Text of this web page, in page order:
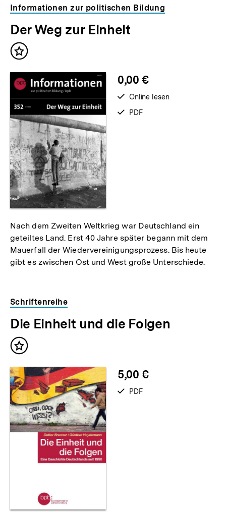
Informationen zur politischen Bildung
Der Weg zur Einheit
Inhalt
0,00 €
verfügbar
zum
Online lesen
verfügbar
PDF
Nach dem Zweiten Weltkrieg war Deutschland ein
geteiltes Land. Erst 40 Jahre später begann mit dem
Mauerfall der Wiedervereinigungsprozess. Bis heute
gibt es zwischen Ost und West große Unterschiede.
Schriftenreihe
Die Einheit und die Folgen
Inhalt
5,00 €
verfügbar
PDF